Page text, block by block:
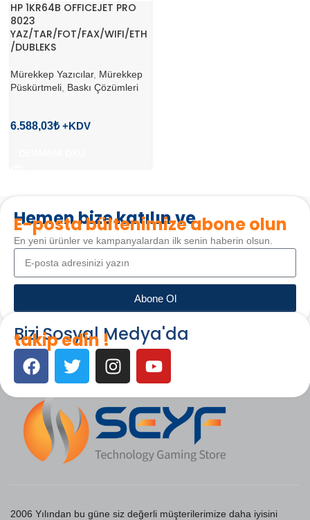
HP 1KR64B OFFICEJET PRO
8023
YAZ/TAR/FOT/FAX/WIFI/ETH
/DUBLEKS
Mürekkep Yazıcılar, Mürekkep
Püskürtmeli, Baskı Çözümleri
6.588,03₺
Hemen bize katılın ve
E-posta bültenimize abone olun
En yeni ürünler ve kampanyalardan ilk senin haberin olsun.
Abone Ol
Bizi Sosyal Medya'da
takip edin !
2006 Yılından bu güne siz değerli müşterilerimize daha iyisini